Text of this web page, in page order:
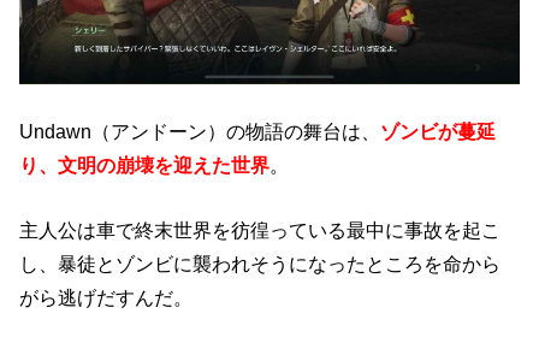
Undawn（アンドーン）の物語の舞台は、 ゾンビが蔓延
り、文明の崩壊を迎えた世界。
主人公は車で終末世界を彷徨っている最中に事故を起こ
し、暴徒とゾンビに襲われそうになったところを命から
がら逃げだすんだ。